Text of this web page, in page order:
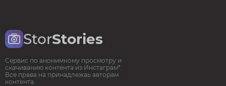
StorStories
Сервис по анонимному просмотру и
скачиванию контента из Инстаграм*.
Все права на принадлежаь авторам
контента.